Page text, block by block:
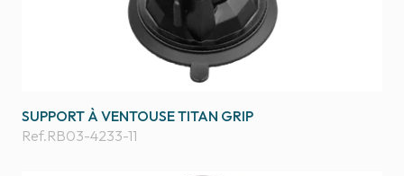
SUPPORT À VENTOUSE TITAN GRIP
Ref.RB03-4233-11